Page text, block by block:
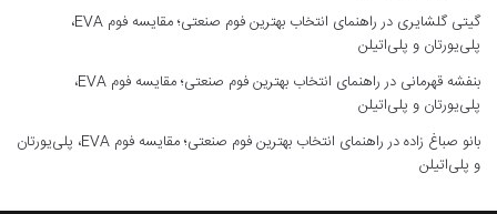
گیتی گلشایری در
راهنمای انتخاب بهترین فوم صنعتی؛ مقایسه فوم EVA،
پلی‌یورتان و پلی‌اتیلن
بنفشه قهرمانی در
راهنمای انتخاب بهترین فوم صنعتی؛ مقایسه فوم EVA،
پلی‌یورتان و پلی‌اتیلن
بانو صباغ زادهدر
راهنمای انتخاب بهترین فوم صنعتی؛ مقایسه فوم EVA، پلی‌یورتان
و پلی‌اتیلن